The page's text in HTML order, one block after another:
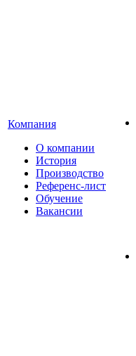
Компания
О компании
История
Производство
Референс-лист
Обучение
Вакансии